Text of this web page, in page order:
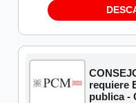
requiere
publica -